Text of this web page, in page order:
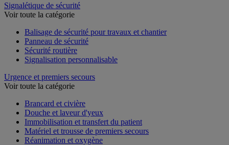
Signalétique de sécurité
Voir toute la catégorie
Balisage de sécurité pour travaux et chantier
Panneau de sécurité
Sécurité routière
Signalisation personnalisable
Urgence et premiers secours
Voir toute la catégorie
Brancard et civière
Douche et laveur d'yeux
Immobilisation et transfert du patient
Matériel et trousse de premiers secours
Réanimation et oxygène